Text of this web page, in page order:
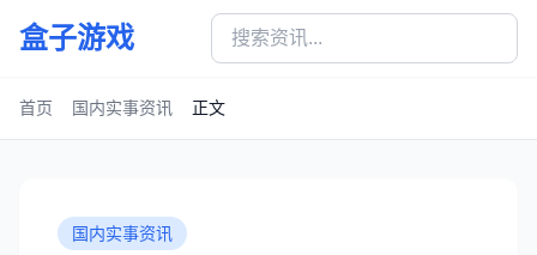
盒子游戏
首页 国内实事资讯 正文
国内实事资讯